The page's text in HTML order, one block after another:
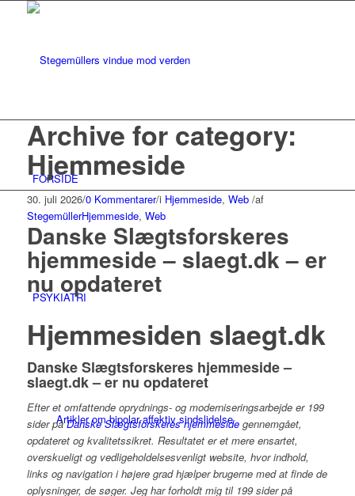
FORSIDE
PSYKIATRI
Artikler om bipolar affektiv sindslidelse
Archive for category:
Hjemmeside
30. juli 2026/0 Kommentarer/i Hjemmeside, Web /af
StegemüllerHjemmeside, Web
Danske Slægtsforskeres
hjemmeside – slaegt.dk – er
nu opdateret
Hjemmesiden slaegt.dk
Danske Slægtsforskeres hjemmeside –
slaegt.dk – er nu opdateret
Efter et omfattende oprydnings- og moderniseringsarbejde er 199
sider påDanske Slægtsforskeres hjemmesidegennemgået,
opdateret og kvalitetssikret. Resultatet er et mere ensartet,
overskueligt og vedligeholdelsesvenligt website, hvor indhold,
links og navigation i højere grad hjælper brugerne med at finde de
oplysninger, de søger. Jeg har forholdt mig til 199 sider på